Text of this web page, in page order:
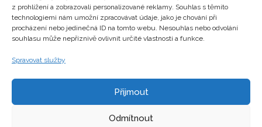
z prohlížení a zobrazovali personalizované reklamy. Souhlas s těmito
technologiemi nám umožní zpracovávat údaje, jako je chování při
procházení nebo jedinečná ID na tomto webu. Nesouhlas nebo odvolání
souhlasu může nepříznivě ovlivnit určité vlastnosti a funkce.
Spravovat služby
Přijmout
Odmítnout
Zajímavosti
Kontakty